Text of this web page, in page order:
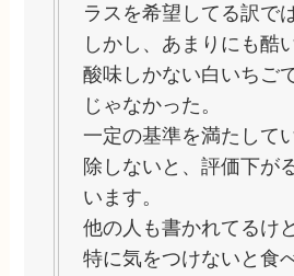
ラスを希望してる訳で
しかし、あまりにも酷い
酸味しかない白いちご
じゃなかった。
一定の基準を満たして
除しないと、評価下が
います。
他の人も書かれてるけ
特に気をつけないと食